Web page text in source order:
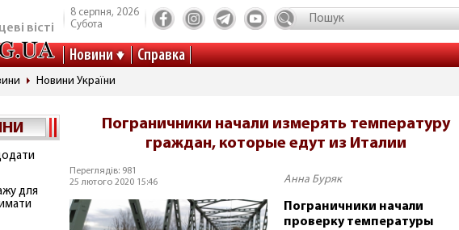
вісті
8 серпня, 2026
Субота
Новини Справка
Новини України
для
Пограничники начали измерять температуру
граждан, которые едут из Италии
Переглядів: 981
25 лютого 2020 15:46
Анна Буряк
Пограничники начали
проверку температуры